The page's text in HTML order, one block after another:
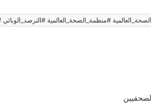
#منظمة_الصحة_العالمية